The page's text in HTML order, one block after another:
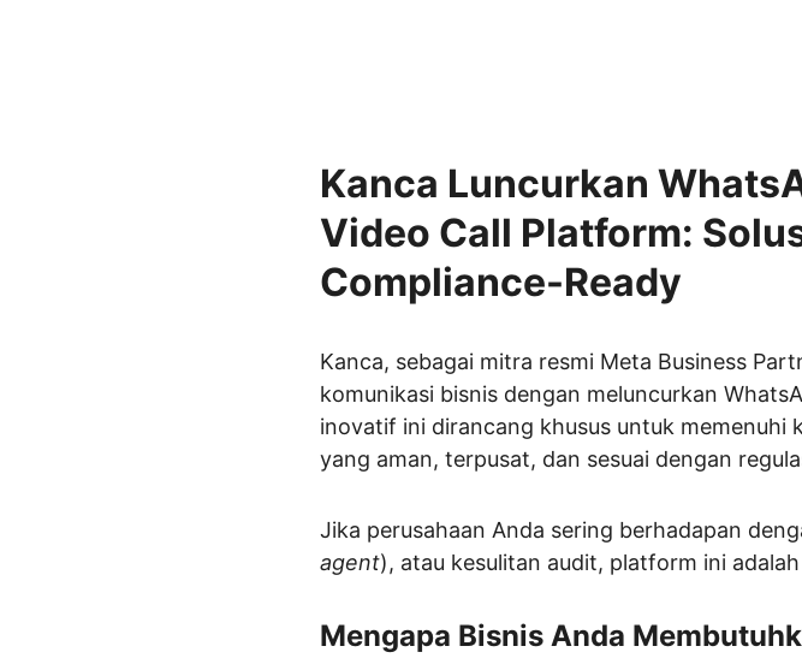
Kanca Luncurkan
Video Call Platform:
Compliance-Ready
Kanca, sebagai mitra resmi Meta Business
komunikasi bisnis dengan meluncurkan
inovatif ini dirancang khusus untuk memenuhi
yang aman, terpusat, dan sesuai dengan
Jika perusahaan Anda sering berhadapan
agent), atau kesulitan audit, platform ini
Mengapa Bisnis Anda